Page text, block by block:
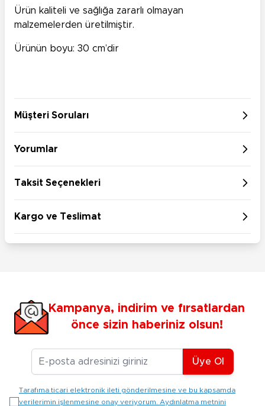
Ürün kaliteli ve sağlığa zararlı olmayan
malzemelerden üretilmiştir.
Ürünün boyu: 30 cm’dir
Müşteri Soruları
Yorumlar
Taksit Seçenekleri
Kargo ve Teslimat
Kampanya, indirim ve fırsatlardan
önce sizin haberiniz olsun!
E-posta Adresiniz
Üye Ol
Tarafıma ticari elektronik ileti gönderilmesine ve bu kapsamda
verilerimin işlenmesine onay veriyorum. Aydınlatma metnini